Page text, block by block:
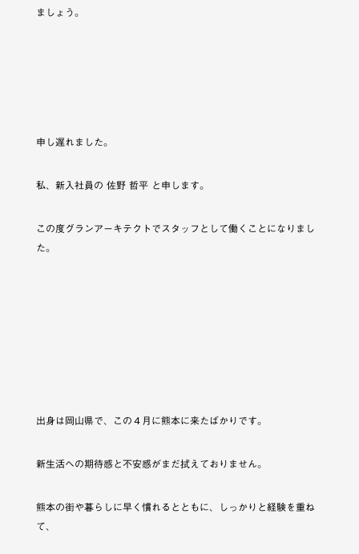
ましょう。
申し遅れました。
私、新入社員の 佐野 哲平 と申します。
この度グランアーキテクトでスタッフとして働くことになりまし
た。
出身は岡山県で、この４月に熊本に来たばかりです。
新生活への期待感と不安感がまだ拭えておりません。
熊本の街や暮らしに早く慣れるとともに、しっかりと経験を重ね
て、